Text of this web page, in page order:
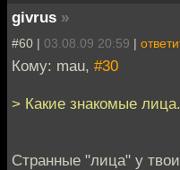
givrus »
#60 | 03.08.09 20:59 |
Кому: mau, #30
> Какие знакомые лица.
Странные "лица" у